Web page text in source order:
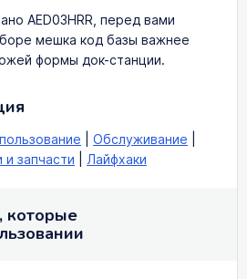
AED03HRR, перед вами
мешка код базы важнее
формы док-станции.
Обслуживание
и запчасти Лайфхаки
которые